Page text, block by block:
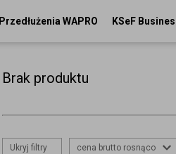
Przedłużenia WAPRO KSeF
Brak produktu
Ukryj filtry cena brutto rosnąco